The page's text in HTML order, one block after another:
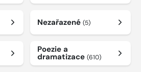
Nezařazené (5)
Poezie a
dramatizace (610)